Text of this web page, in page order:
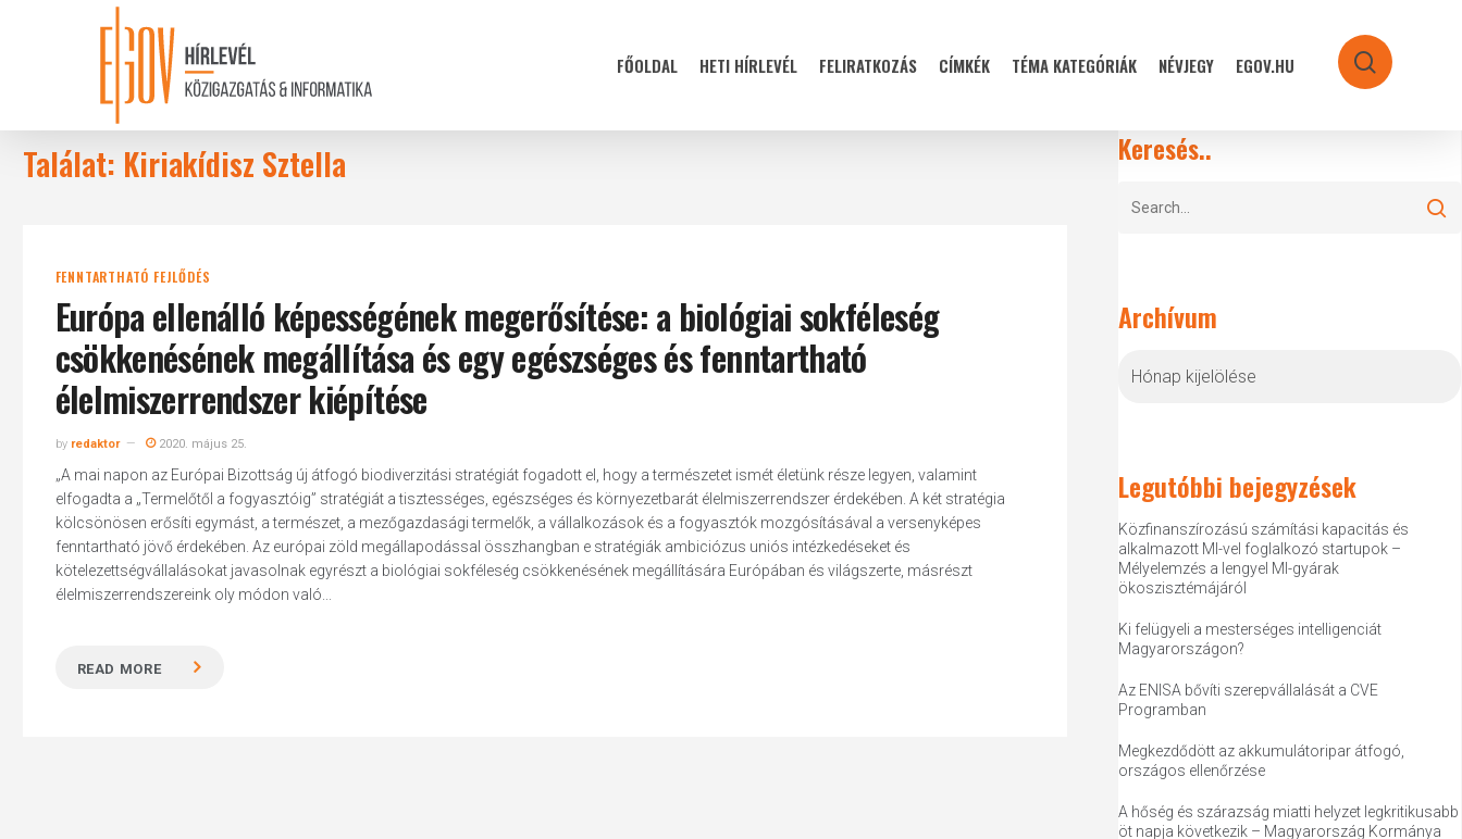
FŐOLDAL HETI HÍRLEVÉL FELIRATKOZÁS CÍMKÉK TÉMA KATEGÓRIÁK NÉVJEGY EGOV.HU search
Találat: Kiriakídisz Sztella
FENNTARTHATÓ FEJLŐDÉS
Európa ellenálló képességének megerősítése: a biológiai sokféleség
csökkenésének megállítása és egy egészséges és fenntartható
élelmiszerrendszer kiépítése
by redaktor 2020. május 25.
„A mai napon az Európai Bizottság új átfogó biodiverzitási stratégiát fogadott el, hogy a természetet ismét életünk része legyen, valamint
elfogadta a „Termelőtől a fogyasztóig” stratégiát a tisztességes, egészséges és környezetbarát élelmiszerrendszer érdekében. A két stratégia
kölcsönösen erősíti egymást, a természet, a mezőgazdasági termelők, a vállalkozások és a fogyasztók mozgósításával a versenyképes
fenntartható jövő érdekében. Az európai zöld megállapodással összhangban e stratégiák ambiciózus uniós intézkedéseket és
kötelezettségvállalásokat javasolnak egyrészt a biológiai sokféleség csökkenésének megállítására Európában és világszerte, másrészt
élelmiszerrendszereink oly módon való...
READ MORE
Keresés..
Archívum
Legutóbbi bejegyzések
Közfinanszírozású számítási kapacitás és
alkalmazott MI-vel foglalkozó startupok –
Mélyelemzés a lengyel MI-gyárak
ökoszisztémájáról
Ki felügyeli a mesterséges intelligenciát
Magyarországon?
Az ENISA bővíti szerepvállalását a CVE
Programban
Megkezdődött az akkumulátoripar átfogó,
országos ellenőrzése
A hőség és szárazság miatti helyzet legkritikusabb
öt napja következik – Magyarország Kormánya